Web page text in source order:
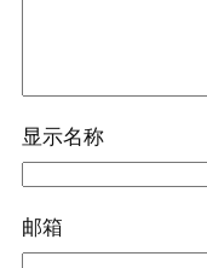
显示名称
邮箱